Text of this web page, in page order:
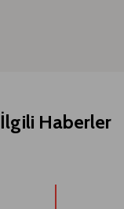
İlgili Haberler